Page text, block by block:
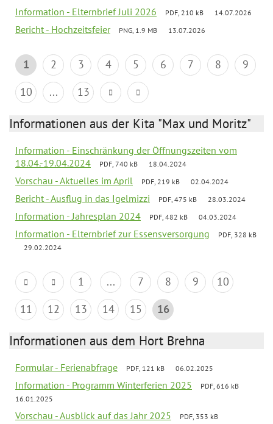
Information - Elternbrief Juli 2026 PDF, 210 kB 14.07.2026
Bericht - Hochzeitsfeier PNG, 1.9 MB 13.07.2026
1 2 3 4 5 6 7 8
9
10
... 13
Informationen aus der Kita "Max und Moritz"
Information - Einschränkung der Öffnungszeiten vom
18.04.-19.04.2024
PDF, 740 kB 18.04.2024
Vorschau - Aktuelles im April PDF, 219 kB 02.04.2024
Bericht - Ausflug in das Igelmizzi PDF, 475 kB 28.03.2024
Information - Jahresplan 2024 PDF, 482 kB 04.03.2024
Information - Elternbrief zur Essensversorgung
PDF, 328 kB
29.02.2024
1 ... 7 8 9
10
11
12 13 14 15 16
Informationen aus dem Hort Brehna
Formular - Ferienabfrage PDF, 121 kB 06.02.2025
Information - Programm Winterferien 2025
PDF, 616 kB
16.01.2025
Vorschau - Ausblick auf das Jahr 2025
PDF, 353 kB